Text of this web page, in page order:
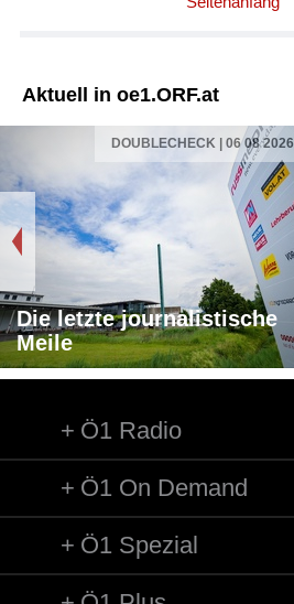
Aktuell in oe1.ORF.at
DOUBLECHECK | 06 08 2026
Die letzte journalistische
Meile
Ö1 Radio
Ö1 On Demand
Ö1 Spezial